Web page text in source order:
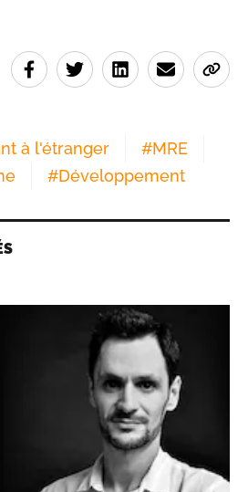
à l'étranger #MRE
#Développement